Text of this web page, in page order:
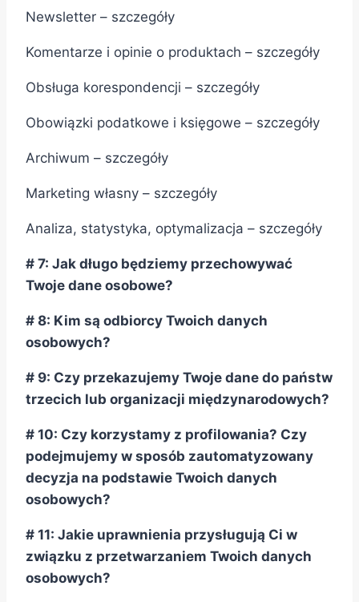
Newsletter – szczegóły
Komentarze i opinie o produktach – szczegóły
Obsługa korespondencji – szczegóły
Obowiązki podatkowe i księgowe – szczegóły
Archiwum – szczegóły
Marketing własny – szczegóły
Analiza, statystyka, optymalizacja – szczegóły
# 7: Jak długo będziemy przechowywać
Twoje dane osobowe?
# 8: Kim są odbiorcy Twoich danych
osobowych?
# 9: Czy przekazujemy Twoje dane do państw
trzecich lub organizacji międzynarodowych?
# 10: Czy korzystamy z profilowania? Czy
podejmujemy w sposób zautomatyzowany
decyzja na podstawie Twoich danych
osobowych?
# 11: Jakie uprawnienia przysługują Ci w
związku z przetwarzaniem Twoich danych
osobowych?